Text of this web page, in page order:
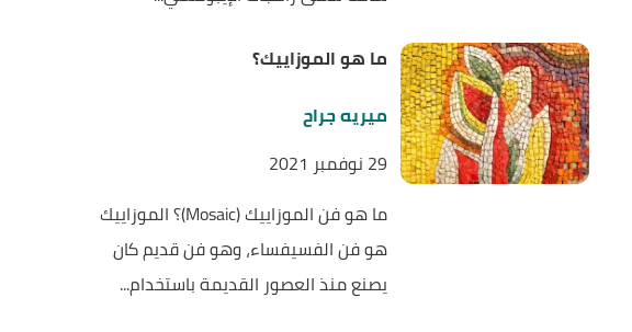
ما هو الموزاييك؟
ميريه جراح
29 نوفمبر 2021
ما هو فن الموزاييك (Mosaic)؟ الموزاييك
هو فن الفسيفساء، وهو فن قديم كان
يصنع منذ العصور القديمة باستخدام...